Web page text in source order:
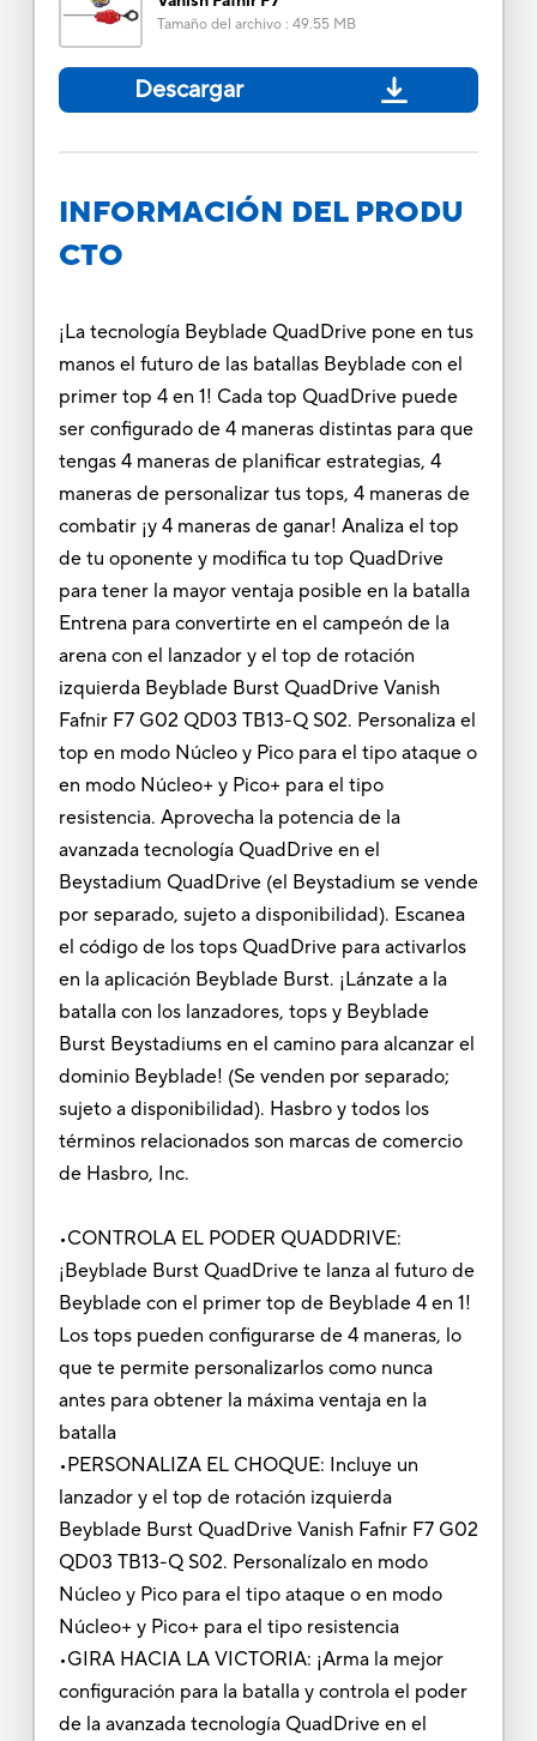
Tamaño del archivo: 49.55 MB
Descargar
INFORMACIÓN DEL PRODU
CTO
¡La tecnología Beyblade QuadDrive pone en tus
manos el futuro de las batallas Beyblade con el
primer top 4 en 1! Cada top QuadDrive puede
ser configurado de 4 maneras distintas para que
tengas 4 maneras de planificar estrategias, 4
maneras de personalizar tus tops, 4 maneras de
combatir ¡y 4 maneras de ganar! Analiza el top
de tu oponente y modifica tu top QuadDrive
para tener la mayor ventaja posible en la batalla
Entrena para convertirte en el campeón de la
arena con el lanzador y el top de rotación
izquierda Beyblade Burst QuadDrive Vanish
Fafnir F7 G02 QD03 TB13-Q S02. Personaliza el
top en modo Núcleo y Pico para el tipo ataque o
en modo Núcleo+ y Pico+ para el tipo
resistencia. Aprovecha la potencia de la
avanzada tecnología QuadDrive en el
Beystadium QuadDrive (el Beystadium se vende
por separado, sujeto a disponibilidad). Escanea
el código de los tops QuadDrive para activarlos
en la aplicación Beyblade Burst. ¡Lánzate a la
batalla con los lanzadores, tops y Beyblade
Burst Beystadiums en el camino para alcanzar el
dominio Beyblade! (Se venden por separado;
sujeto a disponibilidad). Hasbro y todos los
términos relacionados son marcas de comercio
de Hasbro, Inc.
•CONTROLA EL PODER QUADDRIVE:
¡Beyblade Burst QuadDrive te lanza al futuro de
Beyblade con el primer top de Beyblade 4 en 1!
Los tops pueden configurarse de 4 maneras, lo
que te permite personalizarlos como nunca
antes para obtener la máxima ventaja en la
batalla
•PERSONALIZA EL CHOQUE: Incluye un
lanzador y el top de rotación izquierda
Beyblade Burst QuadDrive Vanish Fafnir F7 G02
QD03 TB13-Q S02. Personalízalo en modo
Núcleo y Pico para el tipo ataque o en modo
Núcleo+ y Pico+ para el tipo resistencia
•GIRA HACIA LA VICTORIA: ¡Arma la mejor
configuración para la batalla y controla el poder
de la avanzada tecnología QuadDrive en el